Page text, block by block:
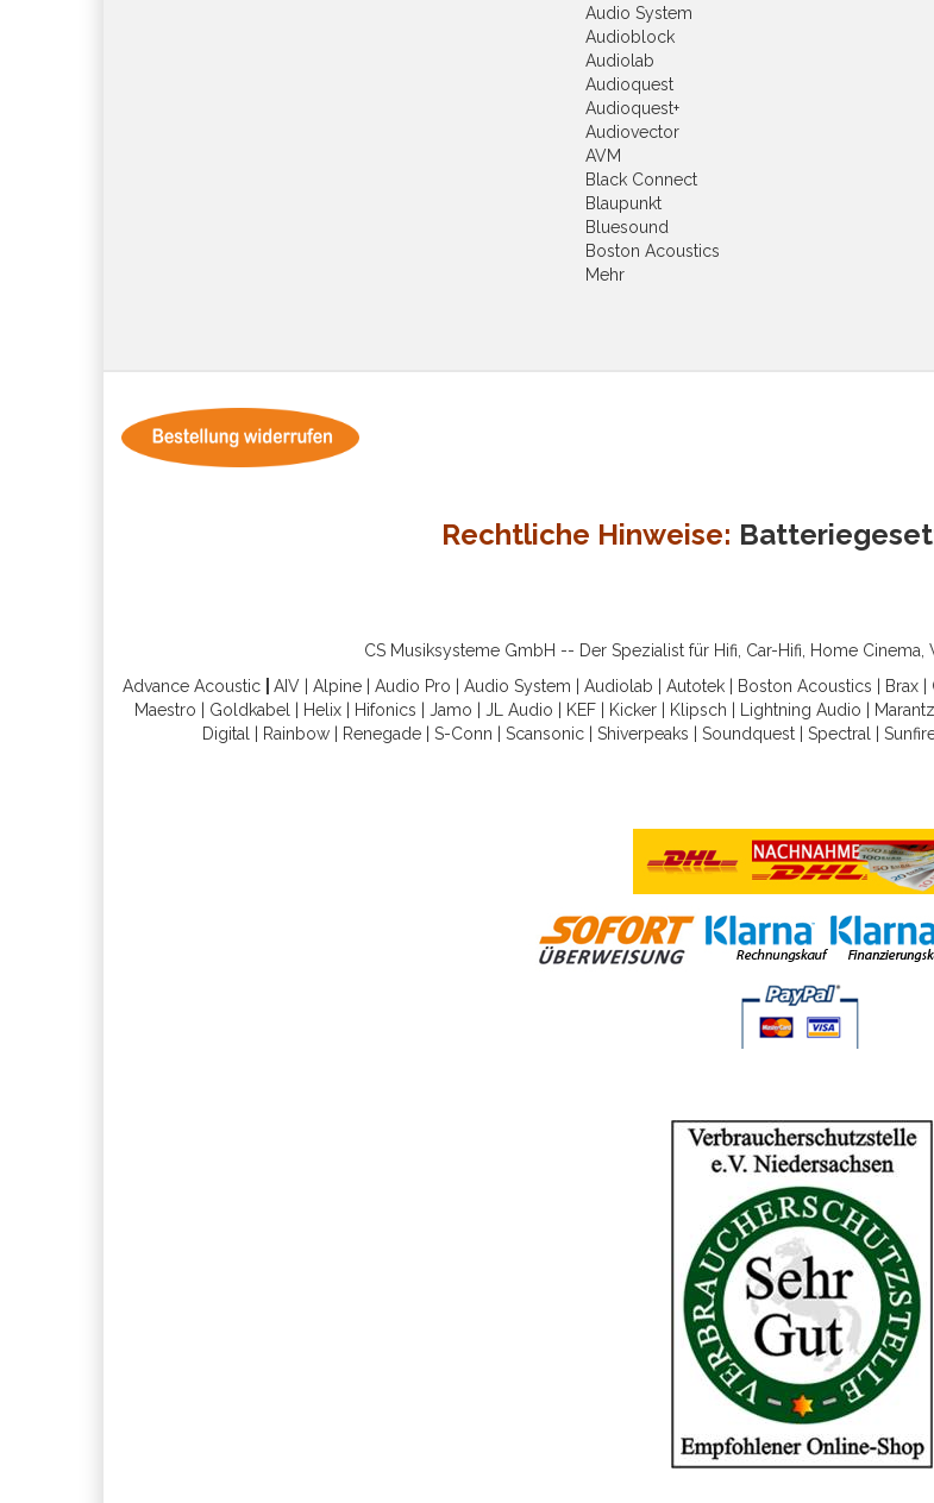
Audio System
Audioblock
Audiolab
Audioquest
Audioquest+
Audiovector
AVM
Black Connect
Blaupunkt
Bluesound
Boston Acoustics
Mehr
Rechtliche Hinweise:
CS Musiksysteme GmbH -- Der Spezialist für Hifi, Car-Hifi, Home
Advance Acoustic
AIV Alpine Audio Pro Audio System Audiolab Autotek Boston Acoustics Brax
Maestro
Goldkabel Helix| Hifonics Jamo JL Audio KEF| Kicker| Klipsch Lightning Audio Marantz
Digital
Rainbow Renegade S-Conn Scansonic Shiverpeaks Soundquest Spectral